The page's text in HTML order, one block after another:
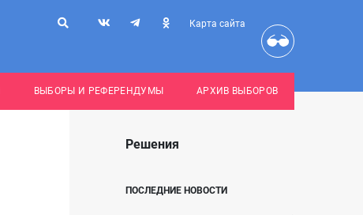
Карта сайта
ВЫБОРЫ И РЕФЕРЕНДУМЫ АРХИВ ВЫБОРОВ
Решения
ПОСЛЕДНИЕ НОВОСТИ